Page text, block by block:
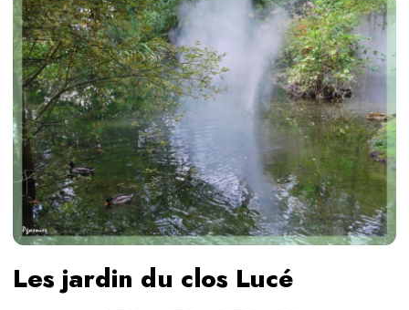
Les jardin du clos Lucé